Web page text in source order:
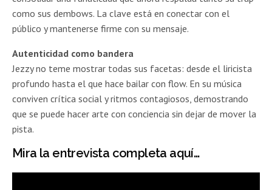
como sus dembows. La clave está en conectar con el
público y mantenerse firme con su mensaje.
Autenticidad como bandera
Jezzy no teme mostrar todas sus facetas: desde el liricista
profundo hasta el que hace bailar con flow. En su música
conviven crítica social y ritmos contagiosos, demostrando
que se puede hacer arte con conciencia sin dejar de mover la
pista.
Mira la entrevista completa aquí…